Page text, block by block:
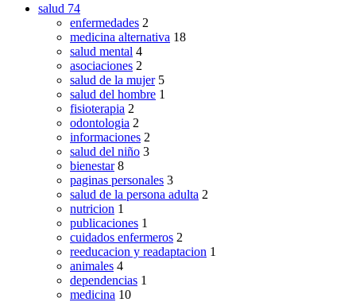
salud 74
enfermedades 2
medicina alternativa 18
salud mental 4
asociaciones 2
salud de la mujer 5
salud del hombre 1
fisioterapia 2
odontologia 2
informaciones 2
salud del niño 3
bienestar 8
paginas personales 3
salud de la persona adulta 2
nutricion 1
publicaciones 1
cuidados enfermeros 2
reeducacion y readaptacion 1
animales 4
dependencias 1
medicina 10